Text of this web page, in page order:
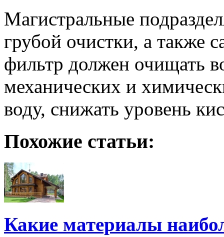
Магистральные
грубой очистки, а также
фильтр должен очищать
механических и
воду, снижать уровень
Похожие статьи:
Какие материалы